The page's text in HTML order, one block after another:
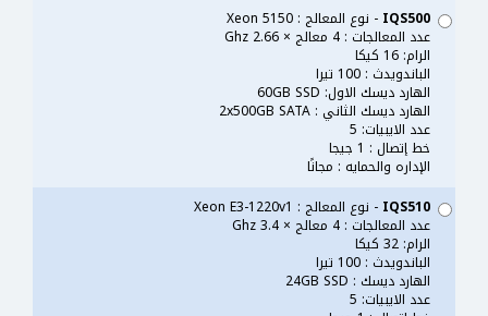
IQS500 - نوع المعالج : Xeon 5150
عدد المعالجات : 4 معالج × 2.66 Ghz
الرام: 16 كيكا
الباندويدث : 100 تيرا
الهارد ديسك الاول: 60GB SSD
الهارد ديسك الثاني : 2x500GB SATA
عدد الايبيات: 5
خط إتصال : 1 جيجا
الإداره والحمايه : مجانًا
IQS510 - نوع المعالج : Xeon E3-1220v1
عدد المعالجات : 4 معالج × 3.4 Ghz
الرام: 32 كيكا
الباندويدث : 100 تيرا
الهارد ديسك : 24GB SSD
عدد الايبيات: 5